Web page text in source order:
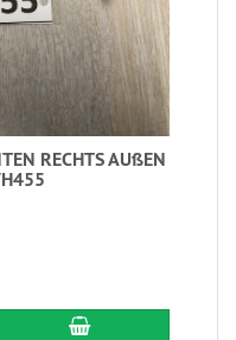
RECHTS AUßEN